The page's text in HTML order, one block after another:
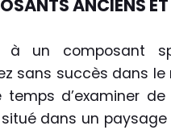
ANCIENS
à un composant
sans succès dans le
temps d’examiner
dans un